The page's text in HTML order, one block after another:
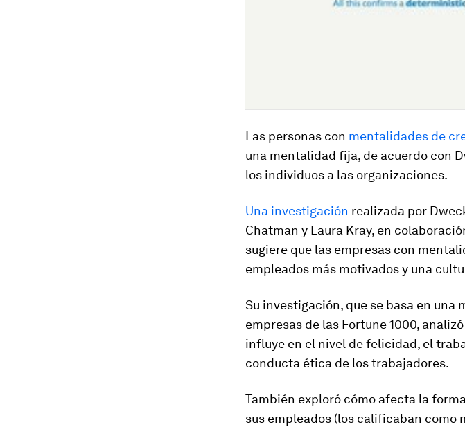
Las personas con mentalidades de
una mentalidad fija, de acuerdo con
los individuos a las organizaciones.
Una investigación realizada por
Chatman y Laura Kray, en
sugiere que las empresas con
empleados más motivados y una
Su investigación, que se basa en una
empresas de las Fortune 1000,
influye en el nivel de felicidad, el
conducta ética de los trabajadores.
También exploró cómo afecta la
sus empleados (los calificaban como